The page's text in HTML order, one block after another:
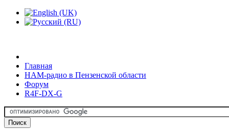
Главная
HAM-радио в Пензенской области
Форум
R4F-DX-G